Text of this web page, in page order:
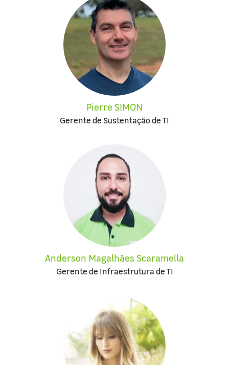
Pierre SIMON
Gerente de Sustentação de TI
Anderson Magalhães Scaramella
Gerente de Infraestrutura de TI